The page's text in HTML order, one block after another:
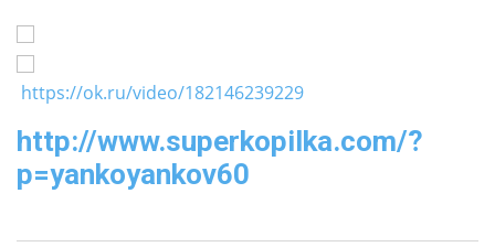
https://ok.ru/video/182146239229
http://www.superkopilka.com/?
p=yankoyankov60